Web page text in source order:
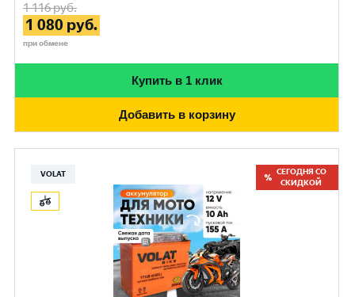
1 116руб.
1 080 руб.
при обмене
Купить в 1 клик
Добавить в корзину
VOLAT
СЕГОДНЯ СО
СКИДКОЙ